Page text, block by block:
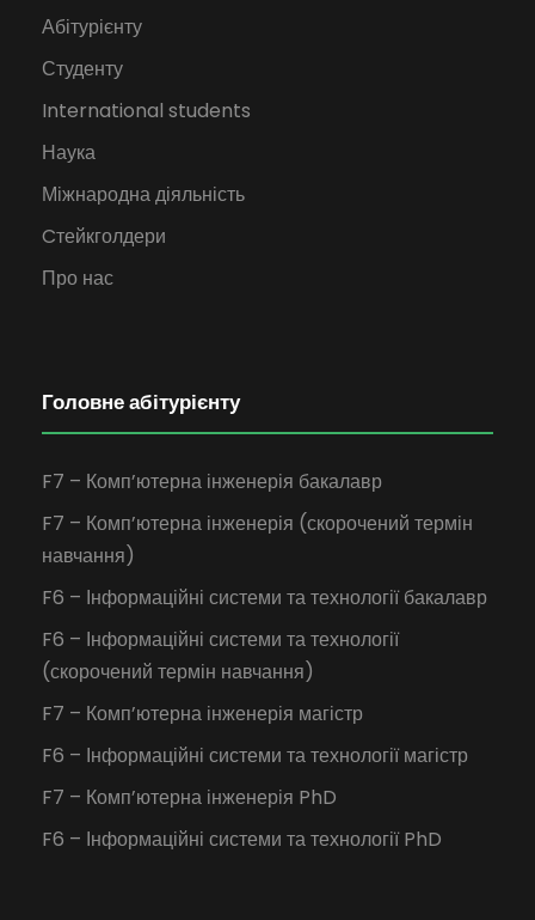
Абітурієнту
Студенту
International students
Наука
Міжнародна діяльність
Cтейкголдери
Про нас
Головне абітурієнту
F7 – Комп’ютерна інженерія бакалавр
F7 – Комп’ютерна інженерія (скорочений термін
навчання)
F6 – Інформаційні системи та технології бакалавр
F6 – Інформаційні системи та технології
(скорочений термін навчання)
F7 – Комп’ютерна інженерія магістр
F6 – Інформаційні системи та технології магістр
F7 – Комп’ютерна інженерія PhD
F6 – Інформаційні системи та технології PhD